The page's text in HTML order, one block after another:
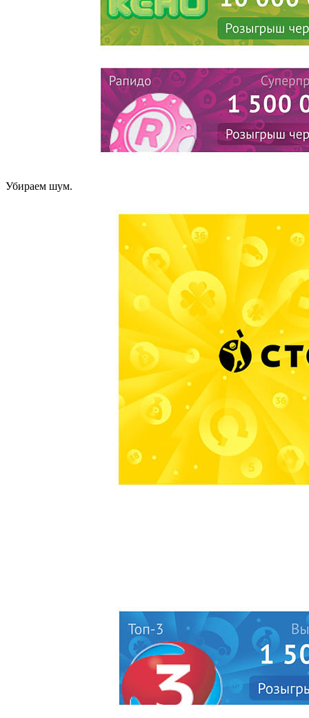
Убираем шум.